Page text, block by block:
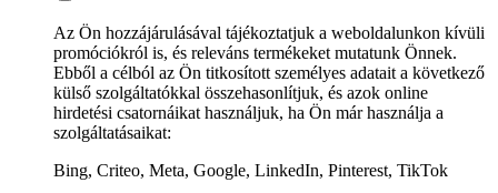
Az Ön hozzájárulásával tájékoztatjuk a weboldalunkon kívüli
promóciókról is, és releváns termékeket mutatunk Önnek.
Ebből a célból az Ön titkosított személyes adatait a következő
külső szolgáltatókkal összehasonlítjuk, és azok online
hirdetési csatornáikat használjuk, ha Ön már használja a
szolgáltatásaikat:
Bing, Criteo, Meta, Google, LinkedIn, Pinterest, TikTok